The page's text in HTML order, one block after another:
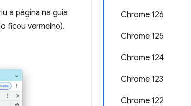
Chrome 126
Chrome 125
Chrome 124
Chrome 123
Chrome 122
a página na guia
ficou vermelho).